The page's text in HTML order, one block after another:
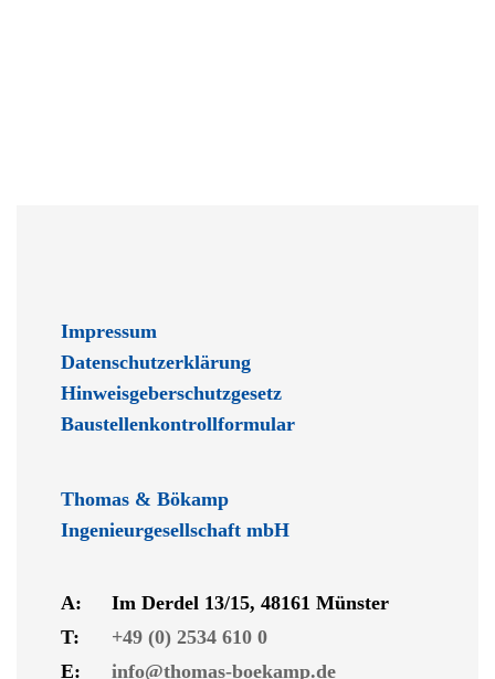
Impressum
Datenschutzerklärung
Hinweisgeberschutzgesetz
Baustellenkontrollformular
Thomas & Bökamp
Ingenieurgesellschaft mbH
A:
Im Derdel 13/15, 48161 Münster
T:
+49 (0) 2534 610 0
E:
info@thomas-boekamp.de